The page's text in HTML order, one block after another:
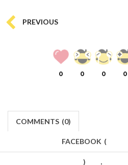
PREVIOUS
0 0 0 0
COMMENTS (0)
FACEBOOK (
)